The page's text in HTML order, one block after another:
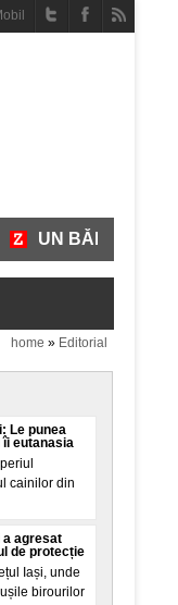
BĂRBAT A
home » Editorial
Le punea
eutanasia
cainilor din
a agresat
de protecție
Iași, unde
birourilor